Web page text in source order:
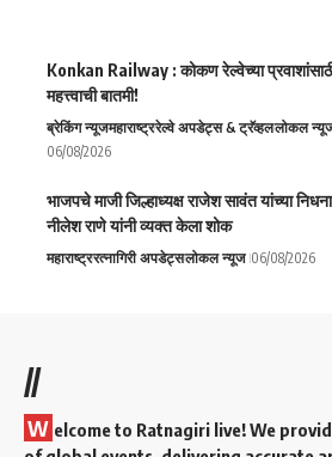
Konkan Railway : कोकण रेल्वेच्या
महत्त्वाची बातमी!
ब्रेकिंग न्यूजमहाराष्ट्ररेल्वे अपडेट्स & ट्रॅव्हललोकल
06/08/2026
भाजपचे माजी जिल्हाध्यक्ष राजेश सावंत यांच्या
नीलेश राणे यांनी व्यक्त केला शोक
महाराष्ट्ररत्नागिरी अपडेट्सलोकल न्यूज 06/08/2026
//
W elcome to Ratnagiri live! We